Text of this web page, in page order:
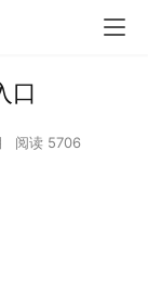
口
阅读 5706